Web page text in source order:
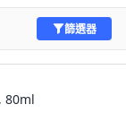
篩選器
80ml